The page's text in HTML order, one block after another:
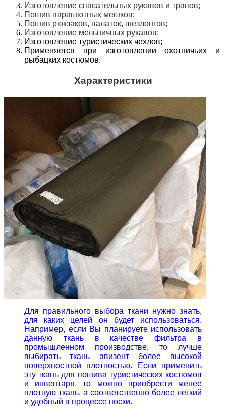
Изготовление спасательных рукавов и трапов;
Пошив парашютных мешков;
Пошив рюкзаков, палаток, шезлонгов;
Изготовление мельничных рукавов;
Изготовление туристических чехлов;
Применяется при изготовлении охотничьих и
рыбацких костюмов.
Характеристики
Для правильного выбора ткани нужно знать,
для каких целей он будет использоваться.
Например, если Вы планируете использовать
данную ткань в качестве фильтра в
промышленном производстве, то лучше
выбирать ткань авизент более высокой
поверхностной плотностью. Если применить
эту ткань для пошива туристических костюмов
и инвентаря, то можно приобрести менее
плотную ткань, а соответственно более легкий
и удобный в процессе носки.